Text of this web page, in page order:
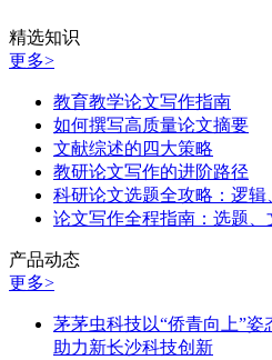
精选知识
更多>
教育教学论文写作指南
如何撰写高质量论文摘要
文献综述的四大策略
教研论文写作的进阶路径
科研论文选题全攻略：逻辑
论文写作全程指南：选题
产品动态
更多>
茅茅虫科技以“侨青向上”姿
助力新长沙科技创新